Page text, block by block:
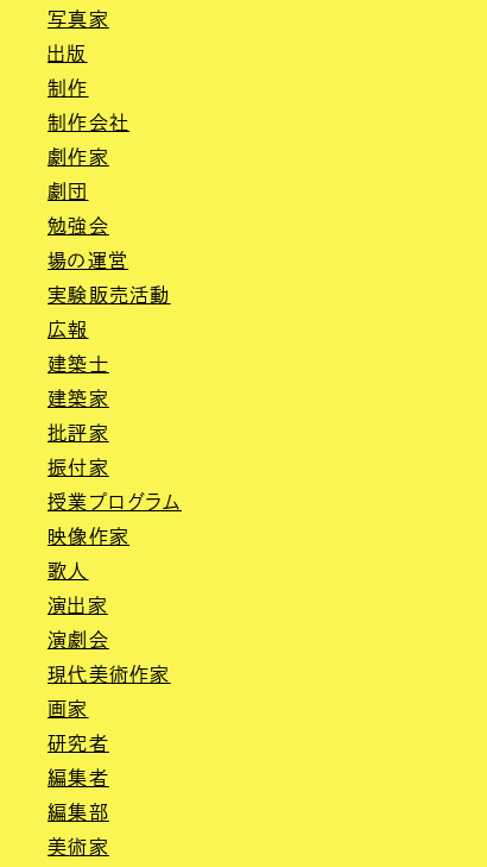
写真家
出版
制作
制作会社
劇作家
劇団
勉強会
場の運営
実験販売活動
広報
建築士
建築家
批評家
振付家
授業プログラム
映像作家
歌人
演出家
演劇会
現代美術作家
画家
研究者
編集者
編集部
美術家